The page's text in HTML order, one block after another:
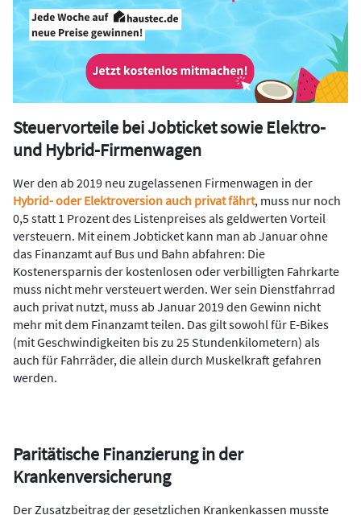
Steuervorteile bei Jobticket sowie Elektro-
und Hybrid-Firmenwagen
Wer den ab 2019 neu zugelassenen Firmenwagen in der
Hybrid- oder Elektroversion auch privat fährt, muss nur noch
0,5 statt 1 Prozent des Listenpreises als geldwerten Vorteil
versteuern. Mit einem Jobticket kann man ab Januar ohne
das Finanzamt auf Bus und Bahn abfahren: Die
Kostenersparnis der kostenlosen oder verbilligten Fahrkarte
muss nicht mehr versteuert werden. Wer sein Dienstfahrrad
auch privat nutzt, muss ab Januar 2019 den Gewinn nicht
mehr mit dem Finanzamt teilen. Das gilt sowohl für E-Bikes
(mit Geschwindigkeiten bis zu 25 Stundenkilometern) als
auch für Fahrräder, die allein durch Muskelkraft gefahren
werden.
Paritätische Finanzierung in der
Krankenversicherung
Der Zusatzbeitrag der gesetzlichen Krankenkassen musste